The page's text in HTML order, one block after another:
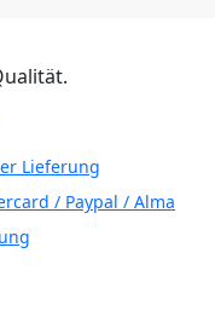
Lieferung
/ Paypal / Alma